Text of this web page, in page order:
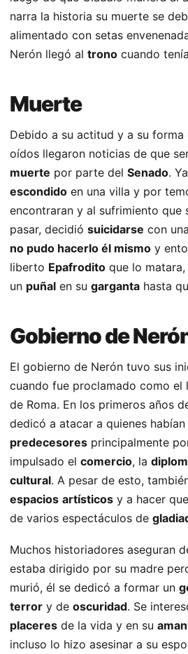
narra la historia su muerte se
alimentado con setas
Nerón llegó al trono cuando tenía
Muerte
Debido a su actitud y a su forma
oídos llegaron noticias de que
muerte por parte del Senado.
escondido en una villa y por
encontraran y al sufrimiento que
pasar, decidió suicidarse con
no pudo hacerlo él mismo y
liberto Epafrodito que lo
un puñal en su garganta hasta
Gobierno de
El gobierno de Nerón tuvo sus
cuando fue proclamado como el
de Roma. En los primeros años
dedicó a atacar a quienes
predecesores principalmente
impulsado el comercio, la
cultural. A pesar de esto,
espacios artísticos y a hacer
de varios espectáculos de
Muchos historiadores aseguran
estaba dirigido por su madre
murió, él se dedicó a formar un
terror y de oscuridad. Se
placeres de la vida y en su
incluso lo hizo asesinar a su